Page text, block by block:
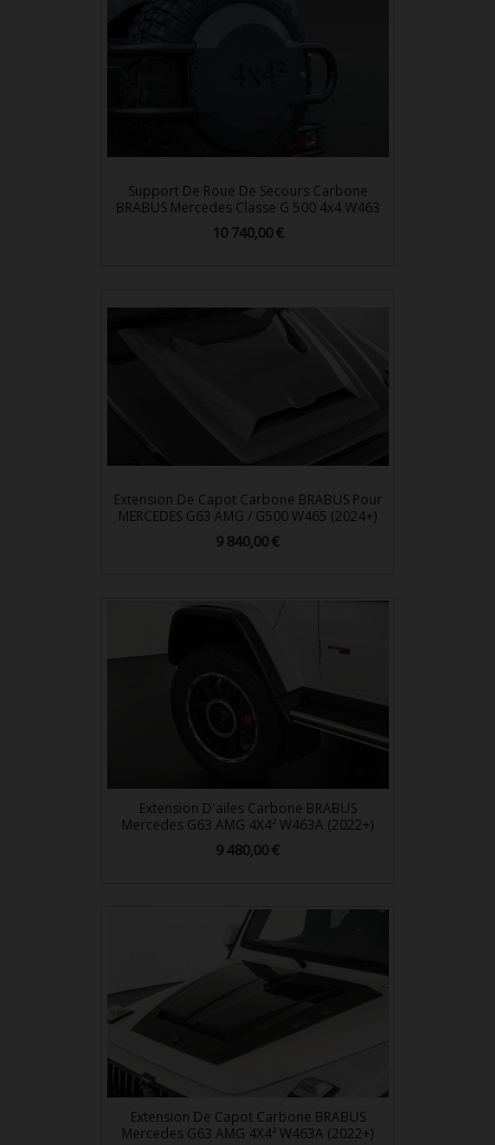
Support De Roue De Secours Carbone
BRABUS Mercedes Classe G 500 4x4 W463
Prix
10 740,00 €
Extension De Capot Carbone BRABUS Pour
MERCEDES G63 AMG / G500 W465 (2024+)
Prix
9 840,00 €
Extension D'ailes Carbone BRABUS
Mercedes G63 AMG 4X4² W463A (2022+)
Prix
9 480,00 €
Extension De Capot Carbone BRABUS
Mercedes G63 AMG 4X4² W463A (2022+)